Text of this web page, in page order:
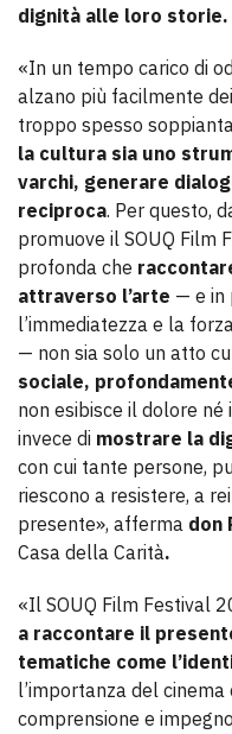
dignità alle loro storie.
«In un tempo carico di
alzano più facilmente
troppo spesso
la cultura sia uno
varchi, generare
reciproca. Per questo,
promuove il SOUQ Film
profonda che
attraverso l’arte — e in
l’immediatezza e la
— non sia solo un atto
sociale,
non esibisce il dolore
invece di mostrare la
con cui tante persone,
riescono a resistere, a
presente», afferma don
Casa della Carità.
«Il SOUQ Film Festival
a raccontare il
tematiche come
l’importanza del
comprensione e